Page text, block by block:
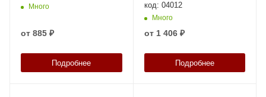
Много
от 885 ₽
Подробнее
код: 04012
Много
от 1 406 ₽
Подробнее